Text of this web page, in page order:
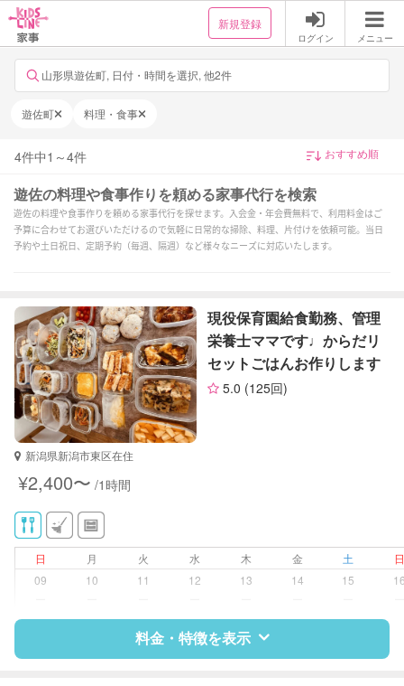
新規登録
ログイン メニュー
山形県遊佐町, 日付・時間を選択, 他2件
遊佐町 料理・食事
4件中1 ～4件
遊佐の料理や食事作りを頼める家事代行を検索
遊佐の料理や食事作りを頼める家事代行を探せます。入会金・年会費無料で、利用料金はご
予算に合わせてお選びいただけるので気軽に日常的な掃除、料理、片付けを依頼可能。当日
予約や土日祝日、定期予約（毎週、隔週）など様々なニーズに対応いたします。
現役保育園給食勤務、管理
栄養士ママです♩からだリ
セットごはんお作りします
5.0 (125回)
新潟県新潟市東区在住
¥2,400〜 /1時間
日 月 火 水 木 金 土
09
10 11 12 13 14 15
料金・特徴を表示